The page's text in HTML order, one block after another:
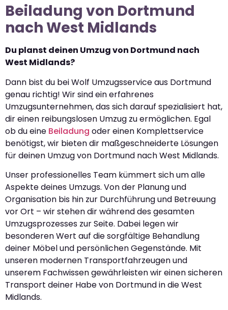
Beiladung von Dortmund
nach West Midlands
Du planst deinen Umzug von Dortmund nach
West Midlands?
Dann bist du bei Wolf Umzugsservice aus Dortmund
genau richtig! Wir sind ein erfahrenes
Umzugsunternehmen, das sich darauf spezialisiert hat,
dir einen reibungslosen Umzug zu ermöglichen. Egal
ob du eine Beiladung oder einen Komplettservice
benötigst, wir bieten dir maßgeschneiderte Lösungen
für deinen Umzug von Dortmund nach West Midlands.
Unser professionelles Team kümmert sich um alle
Aspekte deines Umzugs. Von der Planung und
Organisation bis hin zur Durchführung und Betreuung
vor Ort – wir stehen dir während des gesamten
Umzugsprozesses zur Seite. Dabei legen wir
besonderen Wert auf die sorgfältige Behandlung
deiner Möbel und persönlichen Gegenstände. Mit
unseren modernen Transportfahrzeugen und
unserem Fachwissen gewährleisten wir einen sicheren
Transport deiner Habe von Dortmund in die West
Midlands.